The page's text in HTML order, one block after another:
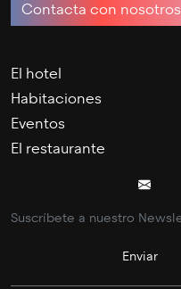
Contacta con nosotros
El hotel
Habitaciones
Eventos
El restaurante